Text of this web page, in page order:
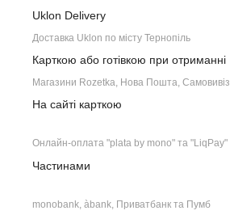
Uklon Delivery
Доставка Uklon по місту Тернопіль
Карткою або готівкою при отриманні
Магазини Rozetka, Нова Пошта, Самовивіз
На сайті карткою
Онлайн-оплата "plata by mono" та "LiqPay"
Частинами
monobank, àbank, Приватбанк та Пумб